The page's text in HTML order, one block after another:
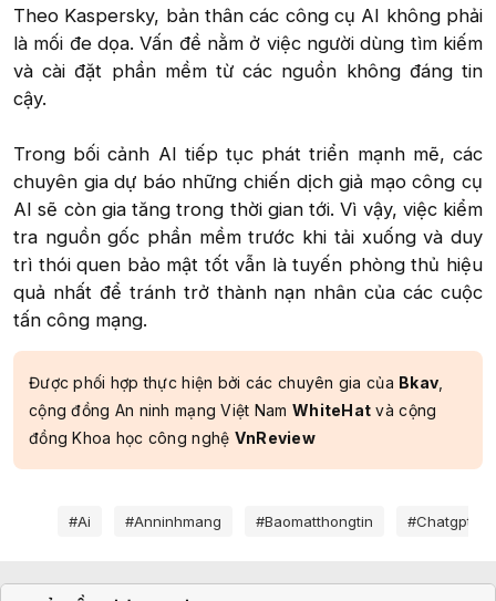
Theo Kaspersky, bản thân các công cụ AI không phải
là mối đe dọa. Vấn đề nằm ở việc người dùng tìm kiếm
và cài đặt phần mềm từ các nguồn không đáng tin
cậy.
Trong bối cảnh AI tiếp tục phát triển mạnh mẽ, các
chuyên gia dự báo những chiến dịch giả mạo công cụ
AI sẽ còn gia tăng trong thời gian tới. Vì vậy, việc kiểm
tra nguồn gốc phần mềm trước khi tải xuống và duy
trì thói quen bảo mật tốt vẫn là tuyến phòng thủ hiệu
quả nhất để tránh trở thành nạn nhân của các cuộc
tấn công mạng.​
Được phối hợp thực hiện bởi các chuyên gia của Bkav
cộng đồng An ninh mạng Việt Nam WhiteHat và cộng
đồng Khoa học công nghệ VnReview
Từ khóa
#ai #anninhmang #baomatthongtin #chatgpt